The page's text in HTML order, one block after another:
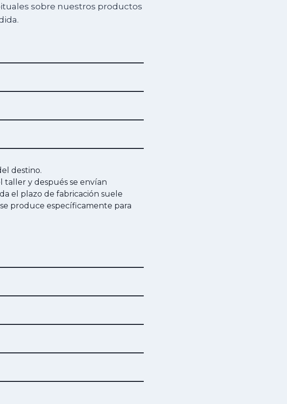
sobre nuestros productos
destino.
taller y después se envían
el plazo de fabricación suele
produce específicamente para